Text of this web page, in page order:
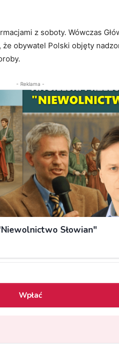
z soboty. Wówczas
że obywatel Polski objęty
- Reklama -